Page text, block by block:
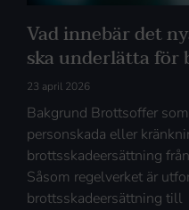
Vad innebär det
ska underlätta för
23 april 2026
Bakgrund Brottsoffer
personskada eller
brottsskadeersättning
Såsom regelverket är
brottsskadeersättning till